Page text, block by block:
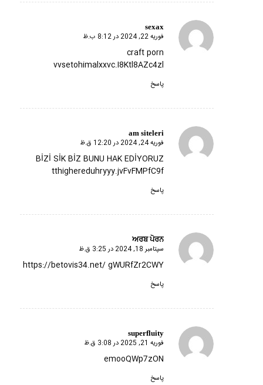
sexax
گفته:
فوریه 22, 2024 در 8:12 ب.ظ
craft porn
vvsetohimalxxvc.I8Ktl8AZc4zl
پاسخ
am siteleri
گفته:
فوریه 24, 2024 در 12:20 ق.ظ
BİZİ SİK BİZ BUNU HAK EDİYORUZ
tthighereduhryyy.jvFvFMPfC9f
پاسخ
ਅਰਬ ਪੋਰਨ
گفته:
سپتامبر 18, 2024 در 3:25 ق.ظ
https://betovis34.net/gWURfZr2CWY
پاسخ
superfluity
گفته:
فوریه 21, 2025 در 3:08 ق.ظ
emooQWp7zON
پاسخ